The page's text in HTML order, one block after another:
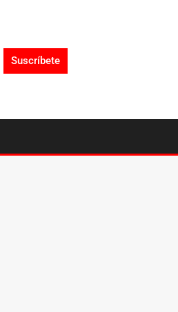
Suscríbete